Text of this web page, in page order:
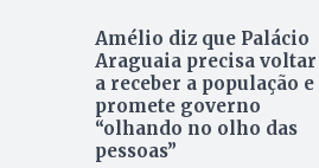
Amélio diz que Palácio
Araguaia precisa voltar
a receber a população e
promete governo
“olhando no olho das
pessoas”